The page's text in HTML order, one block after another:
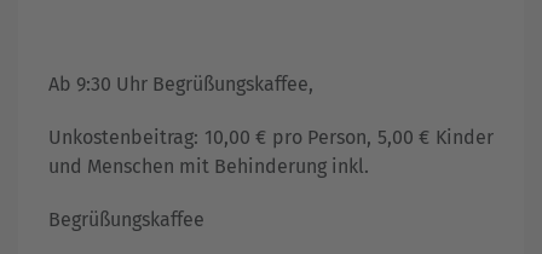
Ab 9:30 Uhr Begrüßungskaffee,
Unkostenbeitrag: 10,00 € pro Person, 5,00 € Kinder
und Menschen mit Behinderung inkl.
Begrüßungskaffee